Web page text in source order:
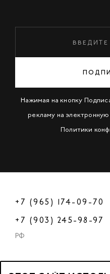
Нажимая на кнопку
рекламу на
Политики
+7 (965) 174-09-70
+7 (903) 245-98-97
РФ